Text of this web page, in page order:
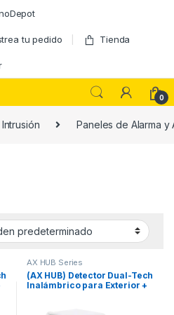
tu pedido Tienda
0
Paneles de Alarma
AX HUB Series
(AX HUB) Detector Dual-Tech
Inalámbrico para Exterior +